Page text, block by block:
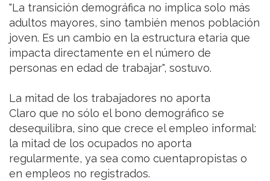
"La transición demográfica no implica solo más
adultos mayores, sino también menos población
joven. Es un cambio en la estructura etaria que
impacta directamente en el número de
personas en edad de trabajar", sostuvo.
La mitad de los trabajadores no aporta
Claro que no sólo el bono demográfico se
desequilibra, sino que crece el empleo informal:
la mitad de los ocupados no aporta
regularmente, ya sea como cuentapropistas o
en empleos no registrados.